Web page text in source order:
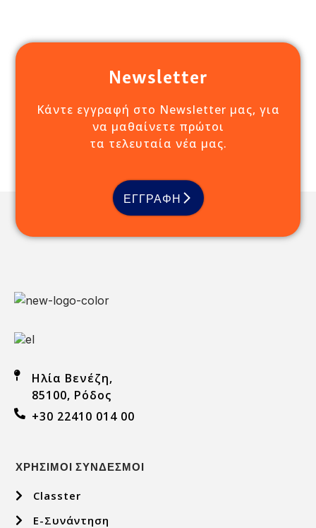
Newsletter
Κάντε εγγραφή στο Newsletter μας, για
να μαθαίνετε πρώτοι
τα τελευταία νέα μας.
ΕΓΓΡΑΦΗ
Ηλία Βενέζη,
85100, Ρόδος
+30 22410 014 00
ΧΡΗΣΙΜΟΙ ΣΥΝΔΕΣΜΟΙ
Classter
E-Συνάντηση